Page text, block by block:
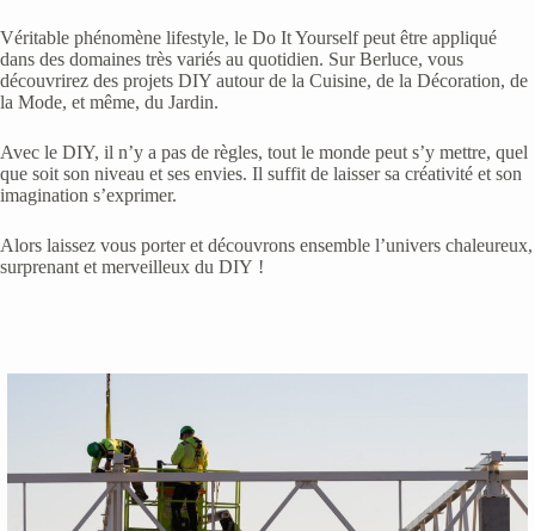
Véritable phénomène lifestyle, le Do It Yourself peut être appliqué
dans des domaines très variés au quotidien. Sur Berluce, vous
découvrirez des projets DIY autour de la Cuisine, de la Décoration, de
la Mode, et même, du Jardin.
Avec le DIY, il n’y a pas de règles, tout le monde peut s’y mettre, quel
que soit son niveau et ses envies. Il suffit de laisser sa créativité et son
imagination s’exprimer.
Alors laissez vous porter et découvrons ensemble l’univers chaleureux,
surprenant et merveilleux du DIY !